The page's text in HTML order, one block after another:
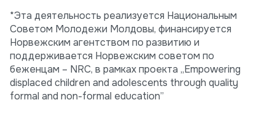
*Эта деятельность реализуется Национальным
Советом Молодежи Молдовы, финансируется
Норвежским агентством по развитию и
поддерживается Норвежским советом по
беженцам – NRC, в рамках проекта „Empowering
displaced children and adolescents through quality
formal and non-formal education”